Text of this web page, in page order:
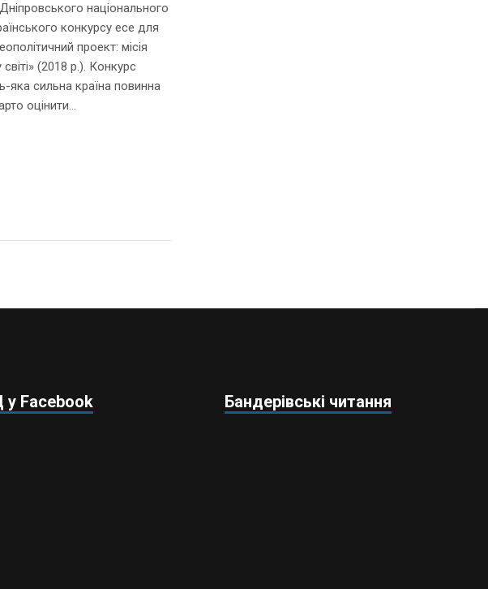
національного
конкурсу есе для
проект: місія
(2018 р.). Конкурс
яка сильна країна повинна
оцінити...
Facebook Бандерівські читання